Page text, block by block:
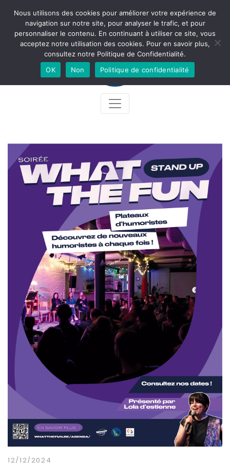
Newsletter Accès Contact Facebook Instagram
12/12/2024
Nous utilisons des cookies pour améliorer votre expérience de
navigation sur notre site, pour analyser le trafic, et pour
personnaliser le contenu. En continuant à utiliser ce site, vous
acceptez notre utilisation des cookies. Pour en savoir plus,
consultez notre Politique de Confidentialité.
OK
Non Politique de confidentialité